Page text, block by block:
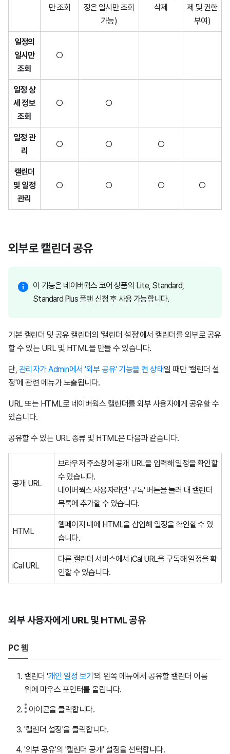
만 조회
정은 일시만 조회
가능)
삭제
제 및 권한
부여)
일정의
일시만
조회
○
일정 상
세 정보
조회
○ ○
일정 관
리
○ ○ ○
캘린더
및 일정
관리
○ ○ ○ ○
외부로 캘린더 공유
이 기능은 네이버웍스 코어 상품의 Lite, Standard,
Standard Plus 플랜 신청 후 사용 가능합니다.
기본 캘린더 및 공유 캘린더의 '캘린더 설정'에서 캘린더를 외부로 공유
할 수 있는 URL 및 HTML을 만들 수 있습니다.
단, 관리자가 Admin에서 '외부 공유' 기능을 켠 상태일 때만 '캘린더 설
정'에 관련 메뉴가 노출됩니다.
URL 또는 HTML로 네이버웍스 캘린더를 외부 사용자에게 공유할 수
있습니다.
공유할 수 있는 URL 종류 및 HTML은 다음과 같습니다.
공개 URL
브라우저 주소창에 공개 URL을 입력해 일정을 확인할
수 있습니다.
네이버웍스 사용자라면 '구독' 버튼을 눌러 내 캘린더
목록에 추가할 수 있습니다.
HTML
웹페이지 내에 HTML을 삽입해 일정을 확인할 수 있
습니다.
iCal URL
다른 캘린더 서비스에서 iCal URL을 구독해 일정을 확
인할 수 있습니다.
외부 사용자에게 URL 및 HTML 공유
PC 웹
캘린더 '개인 일정 보기'의 왼쪽 메뉴에서 공유할 캘린더 이름
위에 마우스 포인터를 올립니다.
아이콘을 클릭합니다.
'캘린더 설정'을 클릭합니다.
'외부 공유'의 '캘린더 공개' 설정을 선택합니다.